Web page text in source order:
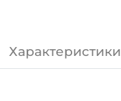
Характеристики